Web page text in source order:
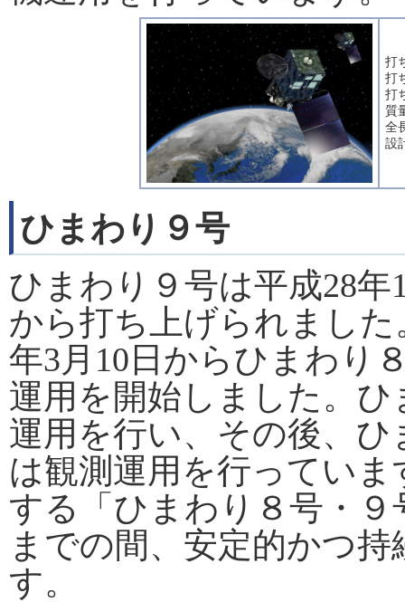
打
打
打
質
全
設
ひまわり９号
ひまわり９号は平成28
から打ち上げられまし
年3月10日からひまわり
運用を開始しました。
運用を行い、その後、
は観測運用を行ってい
する「ひまわり８号・９
までの間、安定的かつ
す。